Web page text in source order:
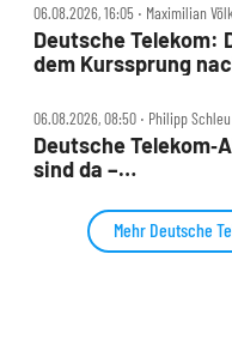
06.08.2026, 16:05 ‧ Maximilian
Deutsche Telekom:
dem Kurssprung
06.08.2026, 08:50 ‧ Philipp Schleu
Deutsche
sind da –
Mehr Deutsche